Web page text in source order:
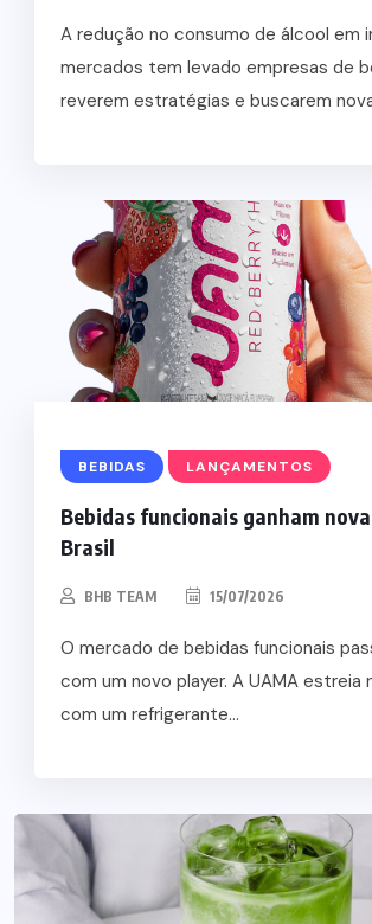
A redução no consumo de álcool em
mercados tem levado empresas de
reverem estratégias e buscarem
BEBIDAS LANÇAMENTOS
Bebidas funcionais ganham
Brasil
BHB TEAM 15/07/2026
O mercado de bebidas funcionais
com um novo player. A UAMA estreia
com um refrigerante...